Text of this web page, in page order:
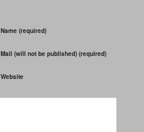
Name (required)
Mail (will not be published) (required)
Website